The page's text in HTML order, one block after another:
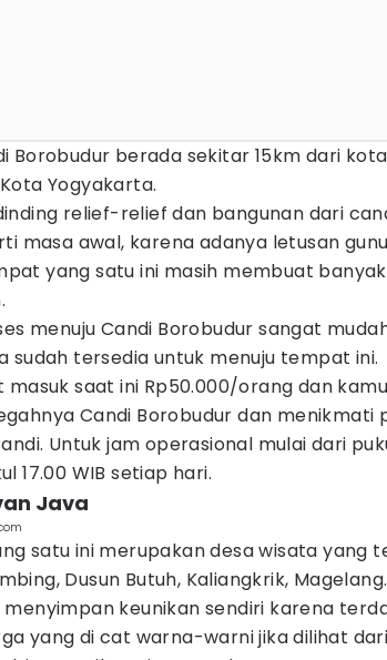
Borobudur berada sekitar 15km dari
Yogyakarta.
relief-relief dan bangunan dari
masa awal, karena adanya letusan
yang satu ini masih membuat
menuju Candi Borobudur sangat
sudah tersedia untuk menuju tempat ini.
masuk saat ini Rp50.000/orang dan
Candi Borobudur dan menikmati
Untuk jam operasional mulai dari
17.00 WIB setiap hari.
Java
satu ini merupakan desa wisata yang
Dusun Butuh, Kaliangkrik, Magelang.
menyimpan keunikan sendiri karena
yang di cat warna-warni jika dilihat